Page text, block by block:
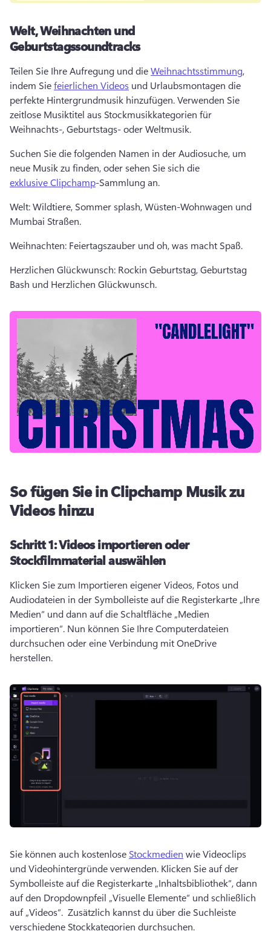
Welt, Weihnachten und
Geburtstagssoundtracks
Teilen Sie Ihre Aufregung und die Weihnachtsstimmung,
indem Sie feierlichen Videos und Urlaubsmontagen die
perfekte Hintergrundmusik hinzufügen. Verwenden Sie
zeitlose Musiktitel aus Stockmusikkategorien für
Weihnachts-, Geburtstags- oder Weltmusik.
Suchen Sie die folgenden Namen in der Audiosuche, um
neue Musik zu finden, oder sehen Sie sich die
exklusive Clipchamp-Sammlung an.
Welt: Wildtiere, Sommer splash, Wüsten-Wohnwagen und
Mumbai Straßen.
Weihnachten: Feiertagszauber und oh, was macht Spaß.
Herzlichen Glückwunsch: Rockin Geburtstag, Geburtstag
Bash und Herzlichen Glückwunsch.
So fügen Sie in Clipchamp Musik zu
Videos hinzu
Schritt 1:Videos importieren oder
Stockfilmmaterial auswählen
Klicken Sie zum Importieren eigener Videos, Fotos und
Audiodateien in der Symbolleiste auf die Registerkarte „Ihre
Medien“ und dann auf die Schaltfläche „Medien
importieren“. Nun können Sie Ihre Computerdateien
durchsuchen oder eine Verbindung mit OneDrive
herstellen.
Sie können auch kostenlose Stockmedien wie Videoclips
und Videohintergründe verwenden. Klicken Sie auf der
Symbolleiste auf die Registerkarte „Inhaltsbibliothek“, dann
auf den Dropdownpfeil „Visuelle Elemente“ und schließlich
auf „Videos“. Zusätzlich kannst du über die Suchleiste
verschiedene Stockkategorien durchsuchen.